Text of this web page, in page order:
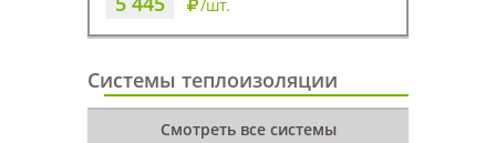
/шт.
Системы теплоизоляции
Смотреть все системы